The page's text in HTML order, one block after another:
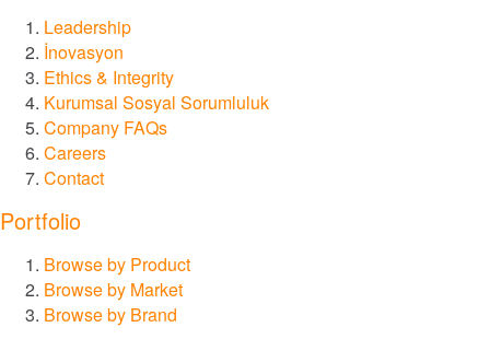
Tüm Katalogları ve Literatürü Keşfedin
Philadelphia Gear
Leadership
İnovasyon
Ethics & Integrity
Kurumsal Sosyal Sorumluluk
Company FAQs
Careers
Contact
Portfolio
Browse by Product
Browse by Market
Browse by Brand